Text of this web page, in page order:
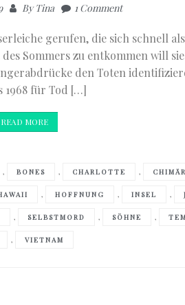
ByTina 1 Comment
gerufen, die sich schnell
Sommers zu entkommen will
den Toten
1968 für Tod […]
READ MORE
, BONES , CHARLOTTE ,
, HOFFNUNG , INSEL ,
, SELBSTMORD , SÖHNE ,
, VIETNAM